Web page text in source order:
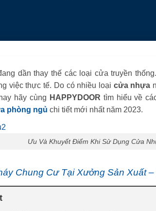
dần thay thế các loại cửa truyền
việc thực tế. Do có nhiều loại cửa nhựa
hãy cùng HAPPYDOOR tìm hiểu về
phòng ngủ chi tiết mới nhất năm 2023.
Ưu Và Khuyết Điểm Khi Sử Dụng Cửa
Chung Cư Tại Xưởng Sản Xuất